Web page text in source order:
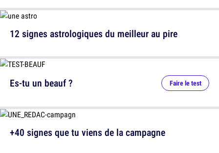
12 signes astrologiques du meilleur au pire
Es-tu un beauf ? Faire le test
+40 signes que tu viens de la campagne